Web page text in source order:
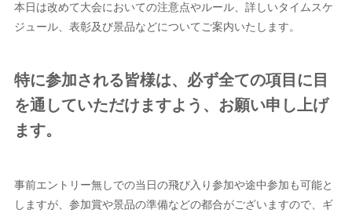
本日は改めて大会においての注意点やルール、詳しいタイムスケ
ジュール、表彰及び景品などについてご案内いたします。
特に参加される皆様は、必ず全ての項目に目
を通していただけますよう、お願い申し上げ
ます。
事前エントリー無しでの当日の飛び入り参加や途中参加も可能と
しますが、参加賞や景品の準備などの都合がございますので、ギ